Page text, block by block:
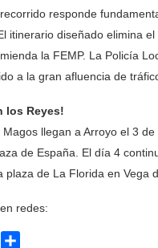
responde
itinerario diseñado elimina
la FEMP. La Policía
a la gran afluencia de
los Reyes!
Magos llegan a Arroyo el 3
de España. El día 4
plaza de La Florida en Vega
redes:
Twitter